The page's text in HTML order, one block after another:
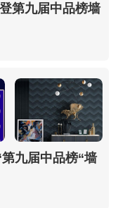
第九届中品榜墙
九届中品榜“墙